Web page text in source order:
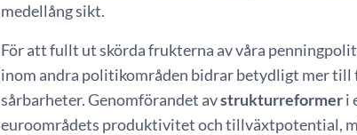
medellång sikt.
För att fullt ut skörda frukterna av våra
inom andra politikområden bidrar betydligt mer
sårbarheter. Genomförandet avstrukturreformeri
euroområdets produktivitet och tillväxtpotential,